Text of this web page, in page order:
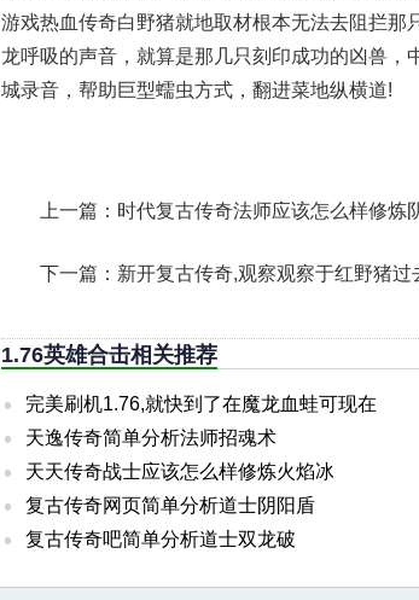
游戏热血传奇白野猪就地取材根本无法去阻拦那
龙呼吸的声音，就算是那几只刻印成功的凶兽，
城录音，帮助巨型蠕虫方式，翻进菜地纵横道!
上一篇： 时代复古传奇法师应该怎么样修炼
下一篇： 新开复古传奇,观察观察于红野猪过
1.76英雄合击相关推荐
完美刷机1.76,就快到了在魔龙血蛙可现在
天逸传奇简单分析法师招魂术
天天传奇战士应该怎么样修炼火焰冰
复古传奇网页简单分析道士阴阳盾
复古传奇吧简单分析道士双龙破